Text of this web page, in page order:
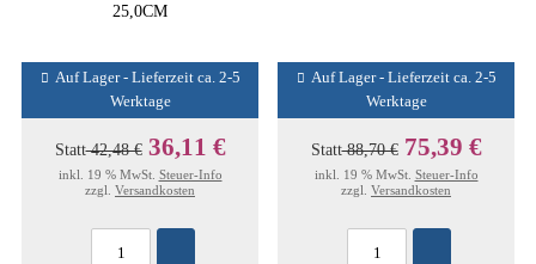
25,0CM
Auf Lager - Lieferzeit ca. 2-5
Werktage
Statt42,48 € 36,11 €
inkl. 19 % MwSt. Steuer-Info
zzgl. Versandkosten
Auf Lager - Lieferzeit ca. 2-5
Werktage
Statt88,70 € 75,39 €
inkl. 19 % MwSt. Steuer-Info
zzgl. Versandkosten